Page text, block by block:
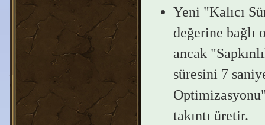
Yeni "Kalıcı
değerine bağlı
ancak
süresini 7
takıntı üretir.